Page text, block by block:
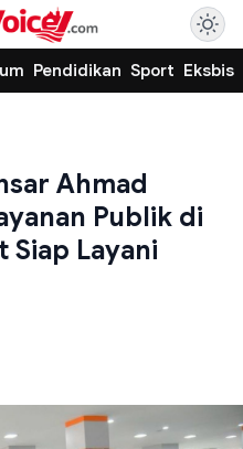
Pendidikan Sport Eksbis
Ahmad
Publik di
Siap Layani